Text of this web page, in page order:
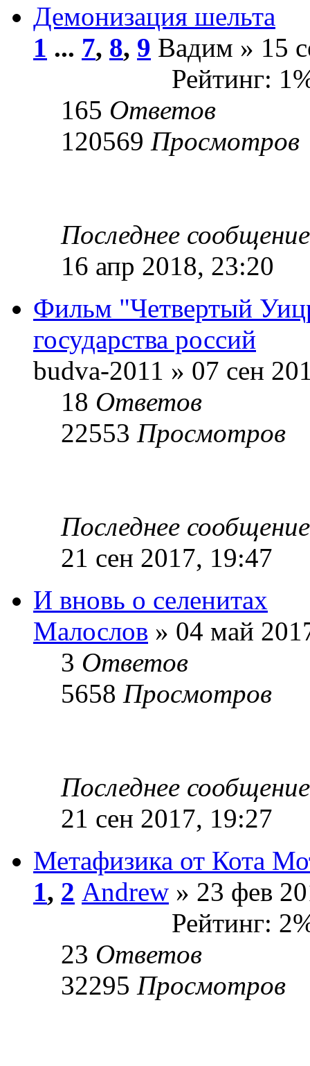
Демонизация шельта
1 ... 7, 8, 9 Вадим » 15
Рейтинг:
165 Ответов
120569 Просмотров
Последнее
16 апр 2018, 23:20
Фильм "Четвертый
государства россий
budva-2011 » 07 сен
18 Ответов
22553 Просмотров
Последнее
21 сен 2017, 19:47
И вновь о селенитах
Малослов » 04 май
3 Ответов
5658 Просмотров
Последнее
21 сен 2017, 19:27
Метафизика от Кота
1, 2 Andrew » 23 фев
Рейтинг:
23 Ответов
32295 Просмотров